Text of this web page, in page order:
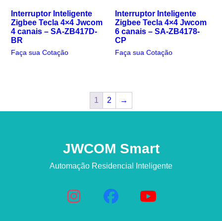
Interruptor Inteligente
Zigbee Tecla 4×4 Jwcom
4 canais – SA-ZB417D-
BR
Faça sua Cotação
Interruptor Inteligente
Zigbee Tecla 4×4 Jwcom
6 canais – SA-ZB4178-
CP
Faça sua Cotação
1 2 →
JWCOM Smart
Automação Residencial Inteligente